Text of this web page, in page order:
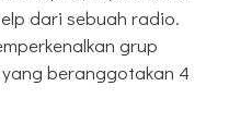
dari sebuah radio.
grup
beranggotakan 4